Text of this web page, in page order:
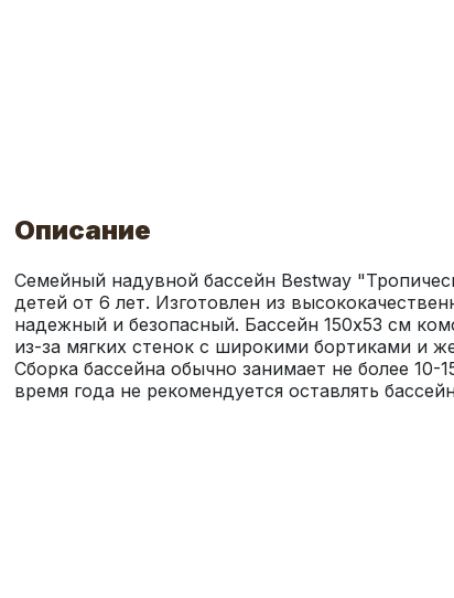
Описание
Семейный надувной бассейн Bestway
детей от 6 лет. Изготовлен из
надежный и безопасный. Бассейн 150x53 см
из-за мягких стенок с широкими бортиками и
Сборка бассейна обычно занимает не более 10-
время года не рекомендуется оставлять